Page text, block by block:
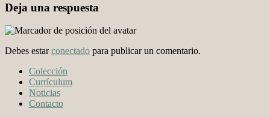
Deja una respuesta
Debes estarconectado para publicar un comentario.
Colección
Currículum
Noticias
Contacto